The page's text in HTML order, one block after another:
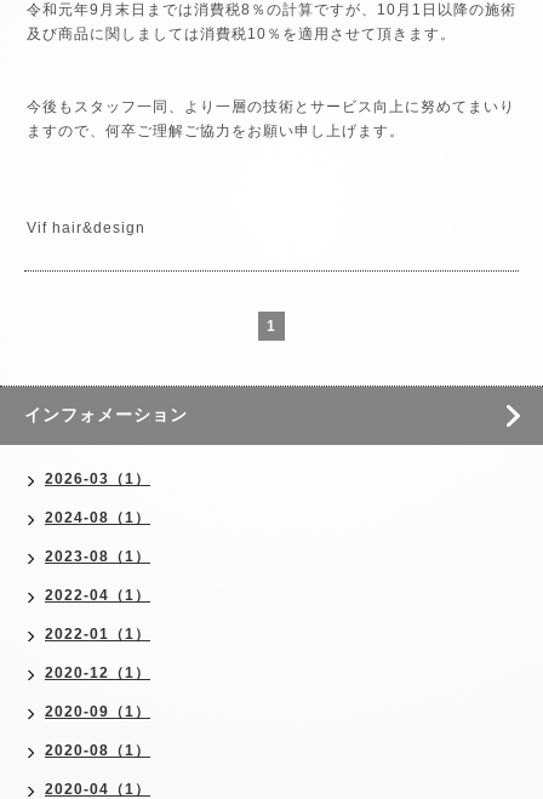
令和元年9月末日までは消費税8％の計算ですが、10月1日以降の施術
及び商品に関しましては消費税10％を適用させて頂きます。
今後もスタッフ一同、より一層の技術とサービス向上に努めてまいり
ますので、何卒ご理解ご協力をお願い申し上げます。
Vif hair&design
1
インフォメーション
2026-03（1）
2024-08（1）
2023-08（1）
2022-04（1）
2022-01（1）
2020-12（1）
2020-09（1）
2020-08（1）
2020-04（1）